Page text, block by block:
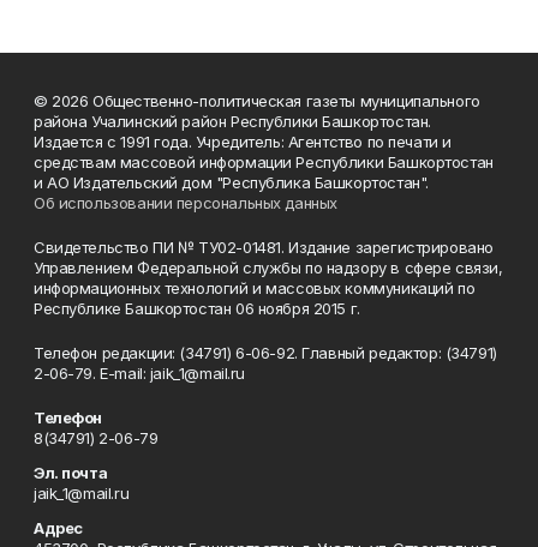
© 2026 Общественно-политическая газеты муниципального
района Учалинский район Республики Башкортостан.
Издается с 1991 года. Учредитель: Агентство по печати и
средствам массовой информации Республики Башкортостан
и АО Издательский дом "Республика Башкортостан".
Об использовании персональных данных
Свидетельство ПИ № ТУ02-01481. Издание зарегистрировано
Управлением Федеральной службы по надзору в сфере связи,
информационных технологий и массовых коммуникаций по
Республике Башкортостан 06 ноября 2015 г.
Телефон редакции: (34791) 6-06-92. Главный редактор: (34791)
2-06-79. Е-mаil: jaik_1@mail.ru
Телефон
8(34791) 2-06-79
Эл. почта
jaik_1@mail.ru
Адрес